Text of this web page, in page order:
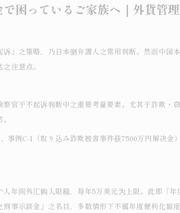
困っているご家族へ｜外貨管
」之策略，乃日本侧弁護人之常用判断。然而中国
注意点。
官于不起诉判断中之重要考量要素。尤其于詐欺・
事例C-1（取り込み詐欺被害事件获7500万円解决
年间外汇购入限额，每年5万美元为上限。此即「
事示談金」之名目，多数情形下不属年度便利化額度